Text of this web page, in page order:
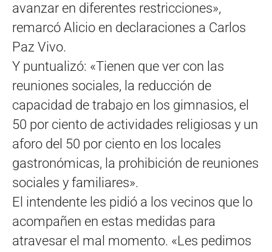
avanzar en diferentes restricciones»,
remarcó Alicio en declaraciones a Carlos
Paz Vivo.
Y puntualizó: «Tienen que ver con las
reuniones sociales, la reducción de
capacidad de trabajo en los gimnasios, el
50 por ciento de actividades religiosas y un
aforo del 50 por ciento en los locales
gastronómicas, la prohibición de reuniones
sociales y familiares».
El intendente les pidió a los vecinos que lo
acompañen en estas medidas para
atravesar el mal momento. «Les pedimos